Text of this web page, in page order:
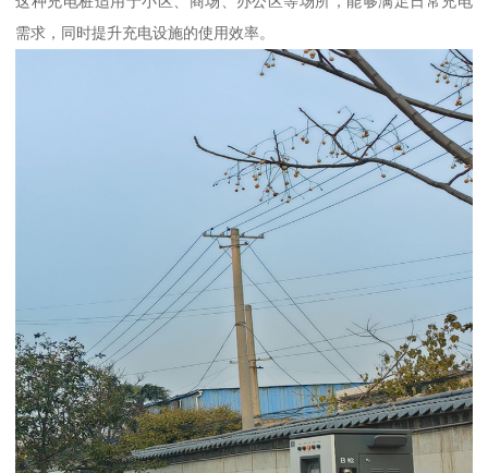
需求，同时提升充电设施的使用效率。